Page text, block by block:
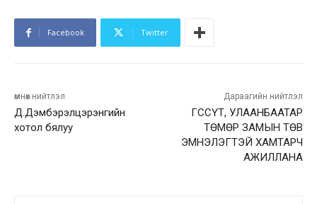
Facebook Twitter
өмнөх нийтлэл
Д.Дэмбэрэлцэрэнгийн
хотол бялуу
Дараагийн нийтлэл
ГССҮТ, УЛААНБААТАР
ТӨМӨР ЗАМЫН ТӨВ
ЭМНЭЛЭГТЭЙ ХАМТАРЧ
АЖИЛЛАНА